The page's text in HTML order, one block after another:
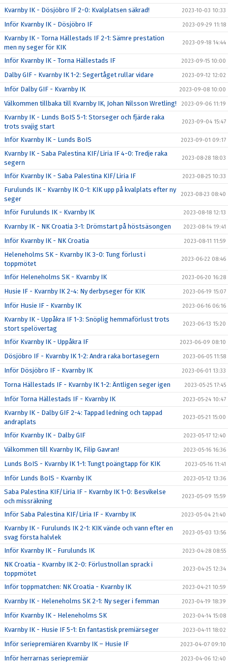
Kvarnby IK - Dösjöbro IF 2-0: Kvalplatsen säkrad! 2023-10-03 10:33
Inför Kvarnby IK - Dösjöbro IF 2023-09-29 11:18
Kvarnby IK - Torna Hällestads IF 2-1: Sämre prestation
men ny seger för KIK
2023-09-18 14:44
Inför Kvarnby IK - Torna Hällestads IF 2023-09-15 10:00
Dalby GIF - Kvarnby IK 1-2: Segertåget rullar vidare 2023-09-12 12:02
Inför Dalby GIF - Kvarnby IK 2023-09-08 10:00
Välkommen tillbaka till Kvarnby IK, Johan Nilsson Wretling! 2023-09-06 11:19
Kvarnby IK - Lunds BoIS 5-1: Storseger och fjärde raka
trots svajig start
2023-09-04 15:47
Inför Kvarnby IK - Lunds BoIS 2023-09-01 09:17
Kvarnby IK - Saba Palestina KIF/Liria IF 4-0: Tredje raka
segern
2023-08-28 18:03
Inför Kvarnby IK - Saba Palestina KIF/Liria IF 2023-08-25 10:33
Furulunds IK - Kvarnby IK 0-1: KIK upp på kvalplats efter ny
seger
2023-08-23 08:40
Inför Furulunds IK - Kvarnby IK 2023-08-18 12:13
Kvarnby IK - NK Croatia 3-1: Drömstart på höstsäsongen 2023-08-14 19:41
Inför Kvarnby IK - NK Croatia 2023-08-11 11:59
Heleneholms SK - Kvarnby IK 3-0: Tung förlust i
toppmötet
2023-06-22 08:46
Inför Heleneholms SK - Kvarnby IK 2023-06-20 16:28
Husie IF - Kvarnby IK 2-4: Ny derbyseger för KIK 2023-06-19 15:07
Inför Husie IF - Kvarnby IK 2023-06-16 06:16
Kvarnby IK - Uppåkra IF 1-3: Snöplig hemmaförlust trots
stort spelövertag
2023-06-13 15:20
Inför Kvarnby IK - Uppåkra IF 2023-06-09 08:10
Dösjöbro IF - Kvarnby IK 1-2: Andra raka bortasegern 2023-06-05 11:58
Inför Dösjöbro IF - Kvarnby IK 2023-06-01 13:33
Torna Hällestads IF - Kvarnby IK 1-2: Äntligen seger igen 2023-05-25 17:45
Inför Torna Hällestads IF - Kvarnby IK 2023-05-24 10:47
Kvarnby IK - Dalby GIF 2-4: Tappad ledning och tappad
andraplats
2023-05-21 15:00
Inför Kvarnby IK - Dalby GIF 2023-05-17 12:40
Välkommen till Kvarnby IK, Filip Gavran! 2023-05-16 16:36
Lunds BoIS - Kvarnby IK 1-1: Tungt poängtapp för KIK 2023-05-16 11:41
Inför Lunds BoIS - Kvarnby IK 2023-05-12 13:36
Saba Palestina KIF/Liria IF - Kvarnby IK 1-0: Besvikelse
och missräkning
2023-05-09 15:59
Inför Saba Palestina KIF/Liria IF - Kvarnby IK 2023-05-04 21:40
Kvarnby IK - Furulunds IK 2-1: KIK vände och vann efter en
svag första halvlek
2023-05-03 13:56
Inför Kvarnby IK - Furulunds IK 2023-04-28 08:55
NK Croatia - Kvarnby IK 2-0: Förlustnollan sprack i
toppmötet
2023-04-25 12:34
Inför toppmatchen: NK Croatia - Kvarnby IK 2023-04-21 10:59
Kvarnby IK - Heleneholms SK 2-1: Ny seger i femman 2023-04-19 18:39
Inför Kvarnby IK - Heleneholms SK 2023-04-14 15:08
Kvarnby IK - Husie IF 5-1: En fantastisk premiärseger 2023-04-11 18:02
Inför seriepremiären Kvarnby IK – Husie IF 2023-04-07 09:10
Inför herrarnas seriepremiär 2023-04-06 12:40